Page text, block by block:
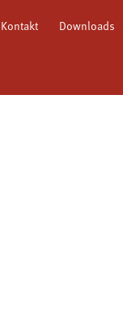
Kontakt Downloads